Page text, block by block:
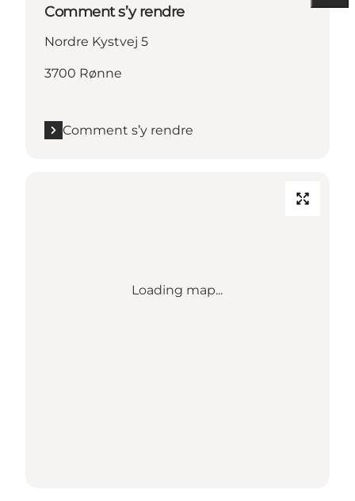
Comment s’y rendre
Nordre Kystvej 5
3700 Rønne
Comment s’y rendre
Loading map...